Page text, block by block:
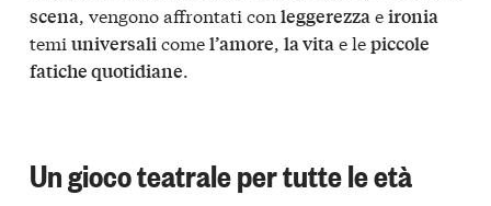
scena, vengono affrontati con leggerezzaeironia
temi universalicomel’amore, la vitae lepiccole
fatiche quotidiane.
Un gioco teatrale per tutte le età